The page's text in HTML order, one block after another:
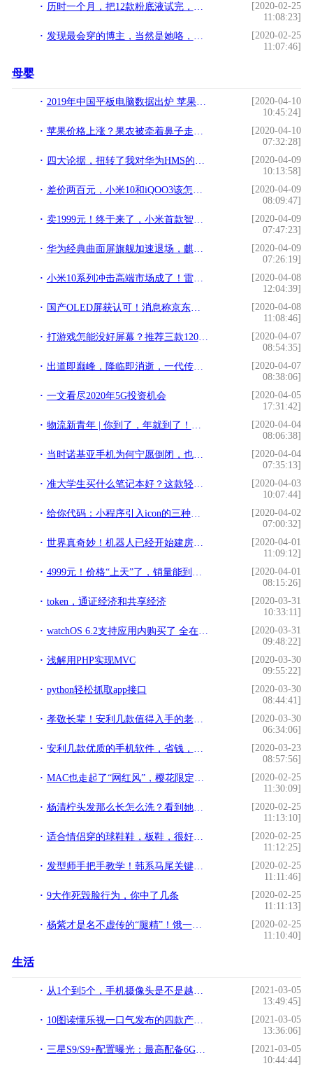
历时一个月，把12款粉底液试完，烂脸只为给你推荐最好的
[2020-02-25
11:08:23]
发现最会穿的博主，当然是她咯，开春又有的学啦
[2020-02-25
11:07:46]
母婴
2019年中国平板电脑数据出炉 苹果第一
[2020-04-10
10:45:24]
苹果价格上涨？果农被牵着鼻子走，2020年或是最难一年
[2020-04-10
07:32:28]
四大论据，扭转了我对华为HMS的悲观预期「华为EMUI技巧集」
[2020-04-09
10:13:58]
差价两百元，小米10和iQOO3该怎么选？对比完这4点不纠结
[2020-04-09
08:09:47]
卖1999元！终于来了，小米首款智能洗碗机
[2020-04-09
07:47:23]
华为经典曲面屏旗舰加速退场，麒麟980+三摄，余承东爆发了
[2020-04-09
07:26:19]
小米10系列冲击高端市场成了！雷军：不惜代价追求极致体验
[2020-04-08
12:04:39]
国产OLED屏获认可！消息称京东方将为新iPhone供应屏幕
[2020-04-08
11:08:46]
打游戏怎能没好屏幕？推荐三款120HZ刷新率屏幕手机，1999元起
[2020-04-07
08:54:35]
出道即巅峰，降临即消逝，一代传奇不跟随——致敬诺基亚N9
[2020-04-07
08:38:06]
一文看尽2020年5G投资机会
[2020-04-05
17:31:42]
物流新青年 | 你到了，年就到了！团聚的地方就是家
[2020-04-04
08:06:38]
当时诺基亚手机为何宁愿倒闭，也还是要坚持塞班系统？
[2020-04-04
07:35:13]
准大学生买什么笔记本好？这款轻薄本让堂妹疯狂种草
[2020-04-03
10:07:44]
给你代码：小程序引入icon的三种方式
[2020-04-02
07:00:32]
世界真奇妙！机器人已经开始建房子了！未来想搬砖都没人要了……
[2020-04-01
11:09:12]
4999元！价格“上天”了，销量能到位吗？
[2020-04-01
08:15:26]
token，通证经济和共享经济
[2020-03-31
10:33:11]
watchOS 6.2支持应用内购买了 全在手腕上解决
[2020-03-31
09:48:22]
浅解用PHP实现MVC
[2020-03-30
09:55:22]
python轻松抓取app接口
[2020-03-30
08:44:41]
孝敬长辈！安利几款值得入手的老人机
[2020-03-30
06:34:06]
安利几款优质的手机软件，省钱，娱乐，学习，应有尽有
[2020-03-23
08:57:56]
MAC也走起了“网红风”，樱花限定系太美了，烟雾粉质感爱不释手
[2020-02-25
11:30:09]
杨清柠头发那么长怎么洗？看到她的回答，原谅我不厚道的笑了
[2020-02-25
11:13:10]
适合情侣穿的球鞋鞋，板鞋，很好的情侣鞋搭配。
[2020-02-25
11:12:25]
发型师手把手教学！韩系马尾关键技巧，绑出蓬松碎发、不松垮马尾
[2020-02-25
11:11:46]
9大作死毁脸行为，你中了几条
[2020-02-25
11:11:13]
杨紫才是名不虚传的“腿精”！饿一年都穿不进无痕裤，她却很宽松
[2020-02-25
11:10:40]
生活
从1个到5个，手机摄像头是不是越多越好？!
[2021-03-05
13:49:45]
10图读懂乐视一口气发布的四款产品：手机、电视、汽车、VR!
[2021-03-05
13:36:06]
三星S9/S9+配置曝光：最高配备6GB内存!
[2021-03-05
10:44:44]